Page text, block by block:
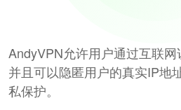
AndyVPN允许用户通过互联网
并且可以隐匿用户的真实IP地
私保护。